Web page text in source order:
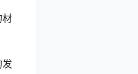
材